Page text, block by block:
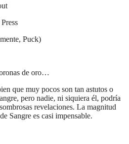
Puck)
de oro…
que muy pocos son tan astutos o
pero nadie, ni siquiera él, podría
revelaciones. La magnitud
Sangre es casi impensable.